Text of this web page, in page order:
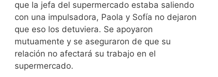
que la jefa del supermercado estaba saliendo
con una impulsadora, Paola y Sofía no dejaron
que eso los detuviera. Se apoyaron
mutuamente y se aseguraron de que su
relación no afectará su trabajo en el
supermercado.